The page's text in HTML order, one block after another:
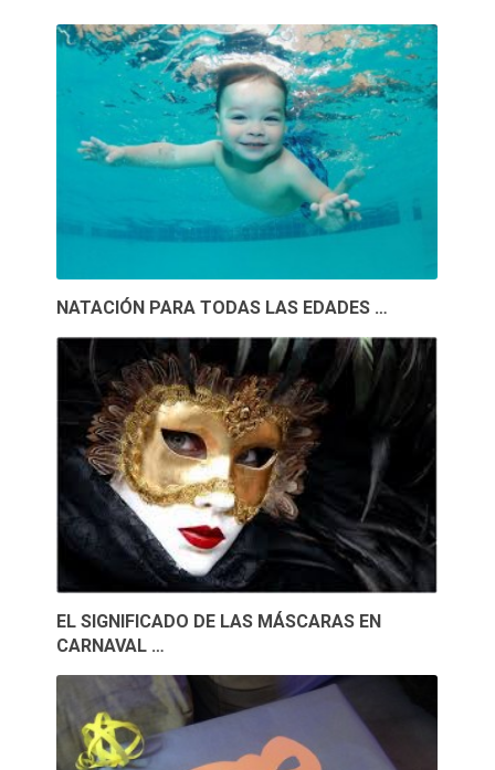
NATACIÓN PARA TODAS LAS EDADES …
EL SIGNIFICADO DE LAS MÁSCARAS EN
CARNAVAL …